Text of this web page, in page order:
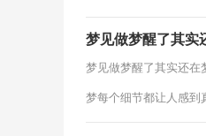
梦见做梦醒了其实
梦见做梦醒了其实还在
梦每个细节都让人感到